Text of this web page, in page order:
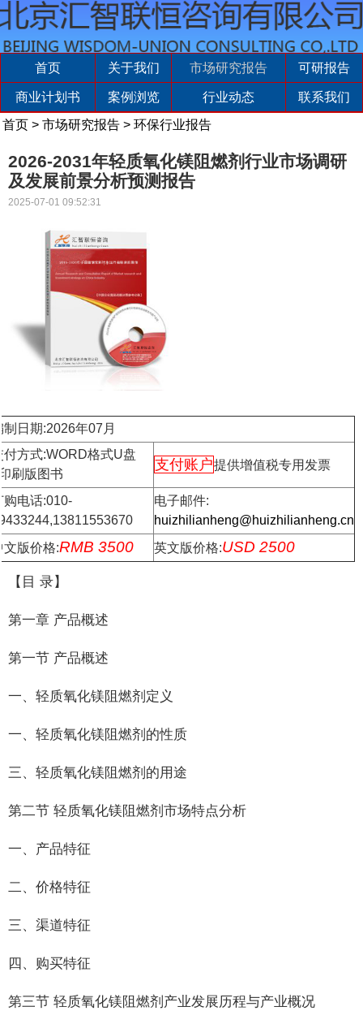
首页 关于我们 市场研究报告 可研报告
商业计划书 案例浏览 行业动态
联系我们
首页 > 市场研究报告 > 环保行业报告
2026-2031年轻质氧化镁阻燃剂行业市场调研
及发展前景分析预测报告
2025-07-01 09:52:31
制日期:2026年07月
付方式:WORD格式U盘
刷版图书
支付账户提供增值税专用发票
购电话:010-
电子邮件:
huizhilianheng@huizhilianheng.cn
文版价格:RMB 3500 英文版价格:USD 2500
【目 录】
第一章 产品概述
第一节 产品概述
一、轻质氧化镁阻燃剂定义
一、轻质氧化镁阻燃剂的性质
三、轻质氧化镁阻燃剂的用途
第二节 轻质氧化镁阻燃剂市场特点分析
一、产品特征
二、价格特征
三、渠道特征
四、购买特征
第三节 轻质氧化镁阻燃剂产业发展历程与产业概况